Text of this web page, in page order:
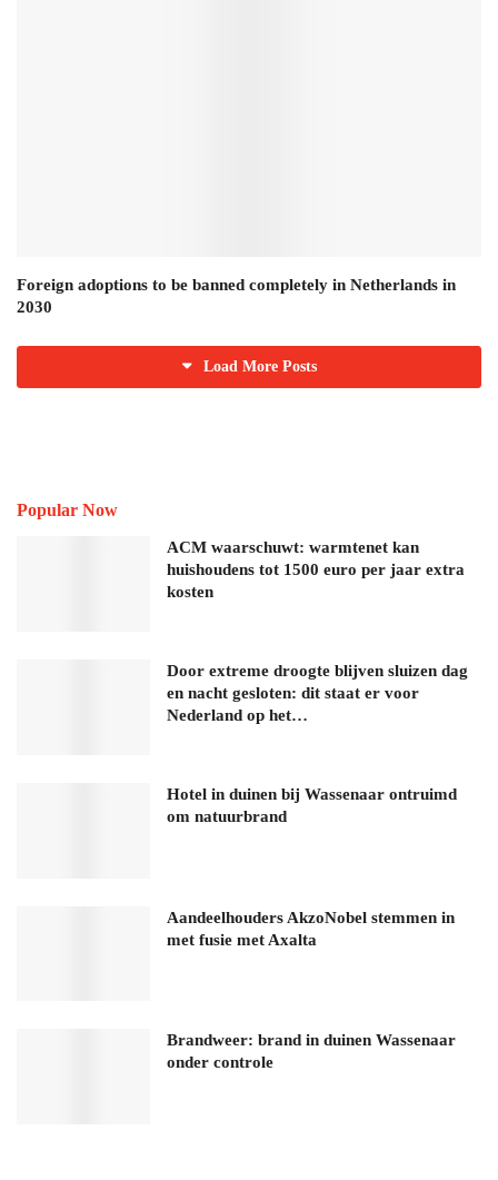
Foreign adoptions to be banned completely in Netherlands in
2030
Load More Posts
Popular Now
ACM waarschuwt: warmtenet kan
huishoudens tot 1500 euro per jaar extra
kosten
Door extreme droogte blijven sluizen dag
en nacht gesloten: dit staat er voor
Nederland op het…
Hotel in duinen bij Wassenaar ontruimd
om natuurbrand
Aandeelhouders AkzoNobel stemmen in
met fusie met Axalta
Brandweer: brand in duinen Wassenaar
onder controle